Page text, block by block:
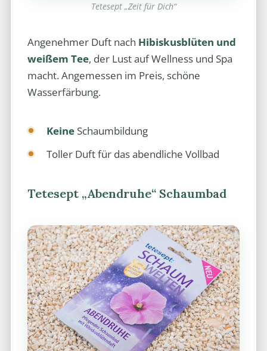
Tetesept „Zeit für Dich“
Angenehmer Duft nach Hibiskusblüten und
weißem Tee, der Lust auf Wellness und Spa
macht. Angemessen im Preis, schöne
Wasserfärbung.
Keine Schaumbildung
Toller Duft für das abendliche Vollbad
Tetesept „Abendruhe“ Schaumbad